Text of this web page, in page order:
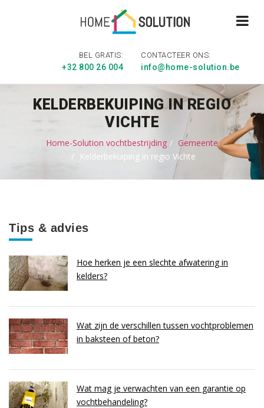
BEL GRATIS:
+32 800 26 004
CONTACTEER ONS:
info@home-solution.be
KELDERBEKUIPING IN REGIO
VICHTE
Home-Solution vochtbestrijding
Gemeente
Kelderbekuiping in regio Vichte
Tips & advies
Hoe herken je een slechte afwatering in
kelders?
Wat zijn de verschillen tussen vochtproblemen
in baksteen of beton?
Wat mag je verwachten van een garantie op
vochtbehandeling?